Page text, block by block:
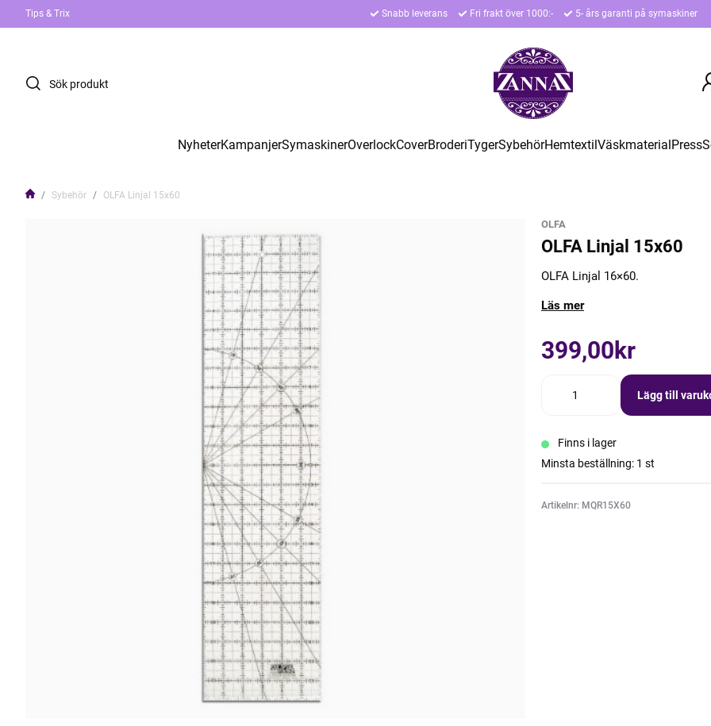
Tips & Trix Snabb leverans Fri frakt över 1000:- 5- års garanti på symaskiner
NyheterKampanjerSymaskinerOverlockCoverBroderiTygerSybehörHemtextilVäskmaterialPress
Sybehör OLFA Linjal 15x60
OLFA
OLFA Linjal 15x60
OLFA Linjal 16×60.
Läs mer
399,00kr
Lägg till
Finns i lager
Minsta beställning: 1 st
Artikelnr: MQR15X60